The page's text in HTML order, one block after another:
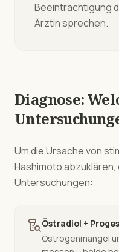
Beeinträchtigung
Ärztin sprechen.
Diagnose:
Um die Ursache von
Hashimoto
Untersuchungen:
lab_researchÖstradiol +
Östrogenmangel